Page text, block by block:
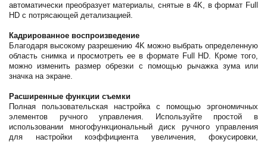
автоматически преобразует материалы, снятые в 4K, в формат Full
HD с потрясающей детализацией.
Кадрированное воспроизведение
Благодаря высокому разрешению 4K можно выбрать определенную
область снимка и просмотреть ее в формате Full HD. Кроме того,
можно изменить размер обрезки с помощью рычажка зума или
значка на экране.
Расширенные функции съемки
Полная пользовательская настройка с помощью эргономичных
элементов ручного управления. Используйте простой в
использовании многофункциональный диск ручного управления
для настройки коэффициента увеличения, фокусировки,